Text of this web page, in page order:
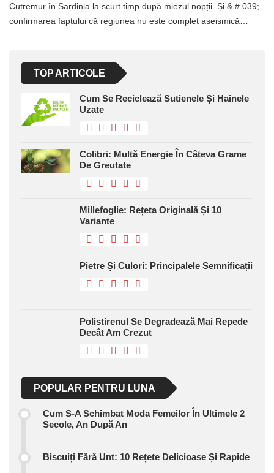
Cutremur în Sardinia la scurt timp după miezul nopții. Și & # 039;
confirmarea faptului că regiunea nu este complet aseismică…
TOP ARTICOLE
Cum Se Reciclează Sutienele Și Hainele
Uzate
Colibri: Multă Energie În Câteva Grame
De Greutate
Millefoglie: Rețeta Originală Și 10
Variante
Pietre Și Culori: Principalele Semnificații
Polistirenul Se Degradează Mai Repede
Decât Am Crezut
POPULAR PENTRU LUNA
Cum S-A Schimbat Moda Femeilor În Ultimele 2
Secole, An După An
Biscuiți Fără Unt: 10 Rețete Delicioase Și Rapide